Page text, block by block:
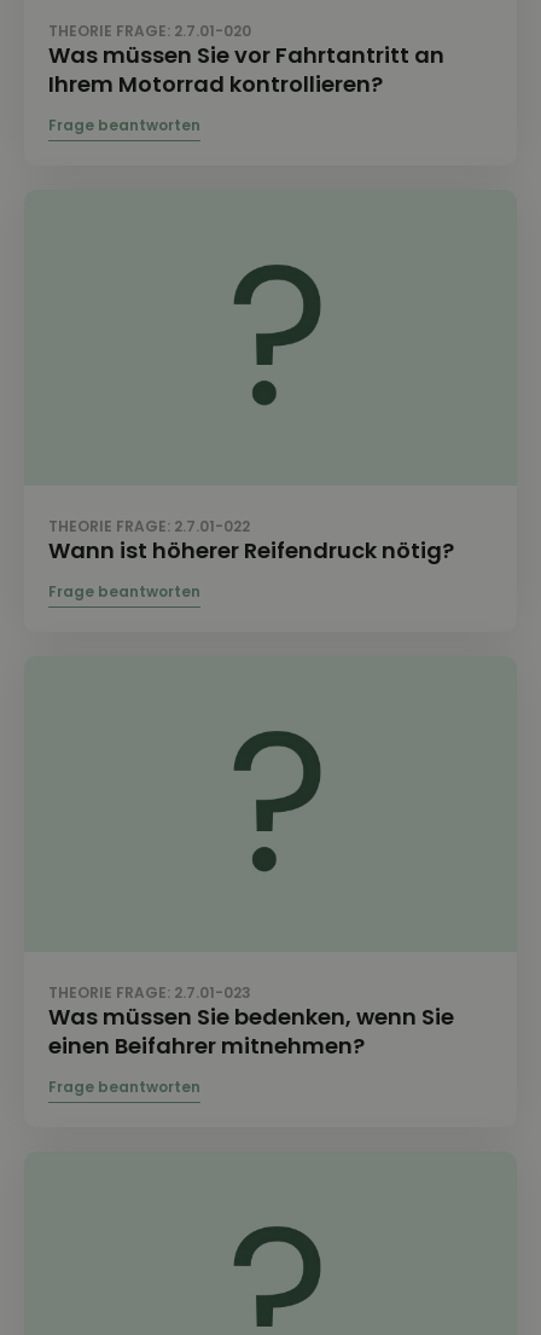
THEORIE FRAGE: 2.7.01-020
Was müssen Sie vor Fahrtantritt an
Ihrem Motorrad kontrollieren?
THEORIE FRAGE: 2.7.01-022
Wann ist höherer Reifendruck nötig?
THEORIE FRAGE: 2.7.01-023
Was müssen Sie bedenken, wenn Sie
einen Beifahrer mitnehmen?